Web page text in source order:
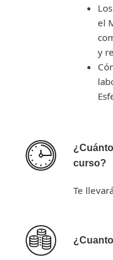
el
y
curso?
Te